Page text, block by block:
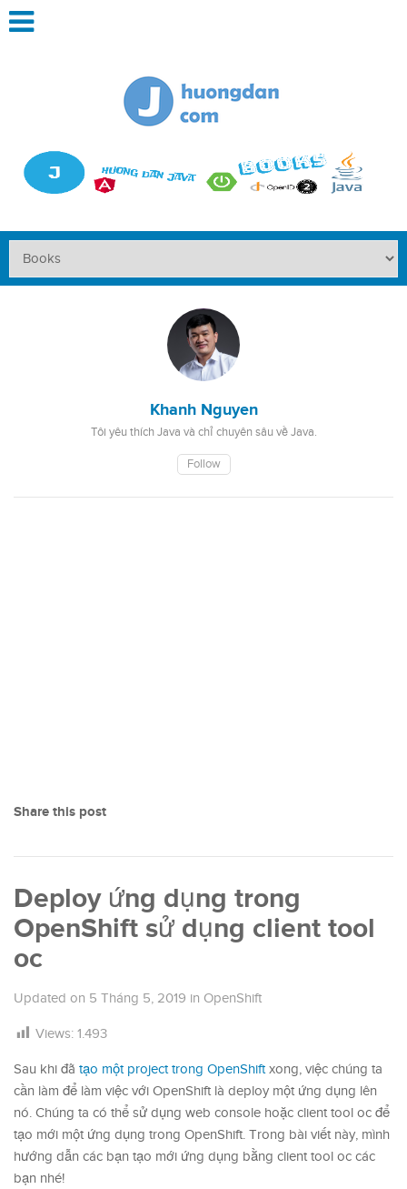
Khanh Nguyen
Tôi yêu thích Java và chỉ chuyên sâu về Java.
Follow
Share this post
Deploy ứng dụng trong
OpenShift sử dụng client tool
oc
Updated on 5 Tháng 5, 2019 in OpenShift
Views: 1.493
Sau khi đã tạo một project trong OpenShiftxong, việc chúng ta
cần làm để làm việc với OpenShift là deploy một ứng dụng lên
nó. Chúng ta có thể sử dụng web console hoặc client tool oc để
tạo mới một ứng dụng trong OpenShift. Trong bài viết này, mình
hướng dẫn các bạn tạo mới ứng dụng bằng client tool oc các
bạn nhé!